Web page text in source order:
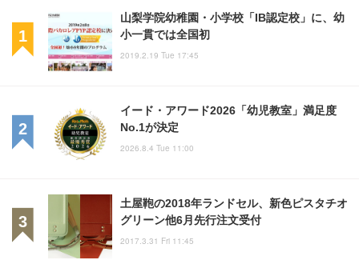
山梨学院幼稚園・小学校「IB認定校」に、幼
小一貫では全国初
2019.2.19 Tue 17:45
イード・アワード2026「幼児教室」満足度
No.1が決定
2026.8.4 Tue 11:00
土屋鞄の2018年ランドセル、新色ピスタチオ
グリーン他6月先行注文受付
2017.3.31 Fri 11:45